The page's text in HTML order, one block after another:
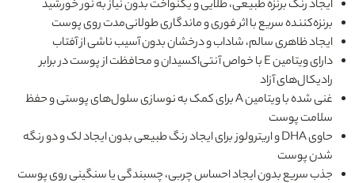
ایجاد رنگ برنزه طبیعی، طلایی و یکنواخت بدون نیاز به نور خورشید
برنزه‌کننده سریع با اثر فوری و ماندگاری طولانی‌مدت روی پوست
ایجاد ظاهری سالم، شاداب و درخشان بدون آسیب ناشی از آفتاب
دارای ویتامین E با خواص آنتی‌اکسیدان و محافظت از پوست در برابر
رادیکال‌های آزاد
غنی شده با ویتامین A برای کمک به نوسازی سلول‌های پوستی و حفظ
سلامت پوست
حاوی DHA و اریترولوز برای ایجاد رنگ طبیعی بدون ایجاد لک و دو رنگه
شدن پوست
جذب سریع بدون ایجاد احساس چربی، چسبندگی یا سنگینی روی پوست